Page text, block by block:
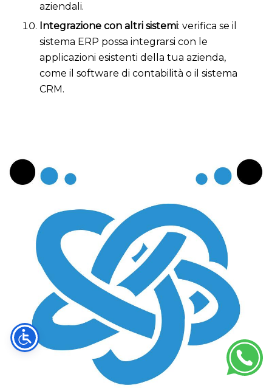
aziendali.
Integrazione con altri sistemi: verifica se il
sistema ERP possa integrarsi con le
applicazioni esistenti della tua azienda,
come il software di contabilità o il sistema
CRM.